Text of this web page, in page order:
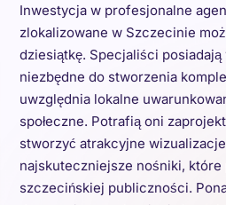
Inwestycja w profesjonalne
zlokalizowane w Szczecinie
dziesiątkę. Specjaliści
niezbędne do stworzenia
uwzględnia lokalne
społeczne. Potrafią oni
stworzyć atrakcyjne
najskuteczniejsze nośniki, które
szczecińskiej publiczności.